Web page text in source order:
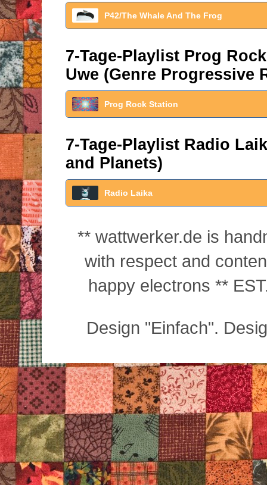
P42/The Whale And The Frog
7-Tage-Playlist Prog
Uwe (Genre Progressive
Prog Rock Station
7-Tage-Playlist Radio
and Planets)
Radio Laika
** wattwerker.de is
with respect and
happy electrons **
Design "Einfach".